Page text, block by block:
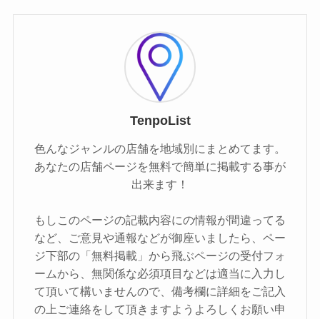
TenpoList
色んなジャンルの店舗を地域別にまとめてます。
あなたの店舗ページを無料で簡単に掲載する事が
出来ます！
もしこのページの記載内容にの情報が間違ってる
など、ご意見や通報などが御座いましたら、ペー
ジ下部の「無料掲載」から飛ぶページの受付フォ
ームから、無関係な必須項目などは適当に入力し
て頂いて構いませんので、備考欄に詳細をご記入
の上ご連絡をして頂きますようよろしくお願い申